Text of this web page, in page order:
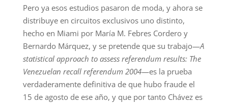
Pero ya esos estudios pasaron de moda, y ahora se
distribuye en circuitos exclusivos uno distinto,
hecho en Miami por María M. Febres Cordero y
Bernardo Márquez, y se pretende que su trabajo—A
statistical approach to assess referendum results: The
Venezuelan recall referendum 2004—es la prueba
verdaderamente definitiva de que hubo fraude el
15 de agosto de ese año, y que por tanto Chávez es